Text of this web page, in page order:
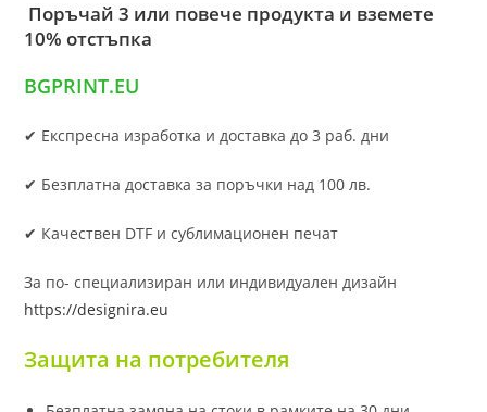
Поръчай 3 или повече продукта и вземете
10% отстъпка
BGPRINT.EU
✔ Експресна изработка и доставка до 3 раб. дни
✔ Безплатна доставка за поръчки над 100 лв.
✔ Качествен DTF и сублимационен печат
За по- специализиран или индивидуален дизайн
https://designira.eu
Защита на потребителя